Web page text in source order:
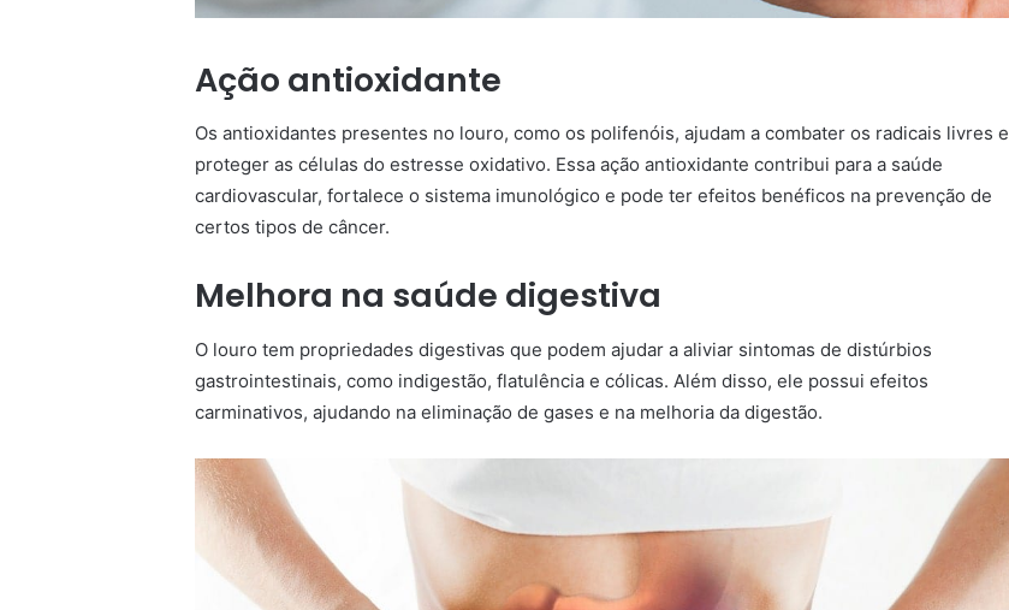
Ação antioxidante
Os antioxidantes presentes no louro, como os polifenóis, ajudam a combater os radicais livres e
proteger as células do estresse oxidativo. Essa ação antioxidante contribui para a saúde
cardiovascular, fortalece o sistema imunológico e pode ter efeitos benéficos na prevenção de
certos tipos de câncer.
Melhora na saúde digestiva
O louro tem propriedades digestivas que podem ajudar a aliviar sintomas de distúrbios
gastrointestinais, como indigestão, flatulência e cólicas. Além disso, ele possui efeitos
carminativos, ajudando na eliminação de gases e na melhoria da digestão.